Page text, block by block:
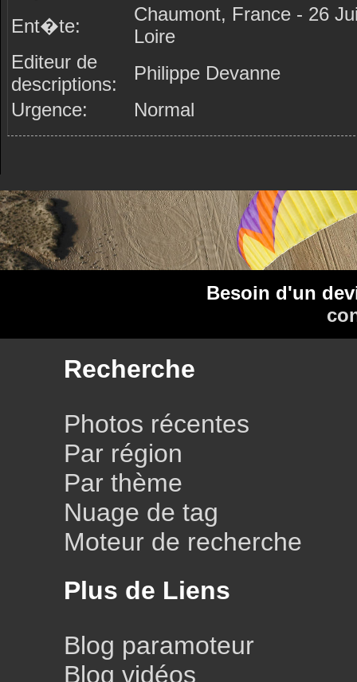
Ent�te:
Chaumont, France - 26
Loire
Editeur de
descriptions:
Philippe Devanne
Urgence:
Normal
Besoin d'un
Recherche
Photos récentes
Par région
Par thème
Nuage de tag
Moteur de recherche
Plus de Liens
Blog paramoteur
Blog vidéos